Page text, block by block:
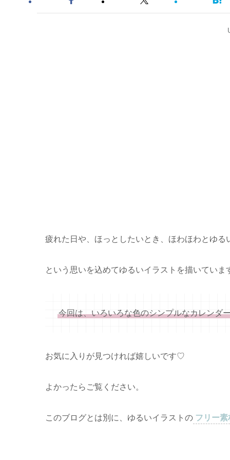
疲れた日や、ほっとしたいとき、ほわほわとゆる
という思いを込めてゆるいイラストを描いていま
今回は、いろいろな色のシンプルなカレンダ
お気に入りが見つければ嬉しいです♡
よかったらご覧ください。
このブログとは別に、ゆるいイラストの フリー素